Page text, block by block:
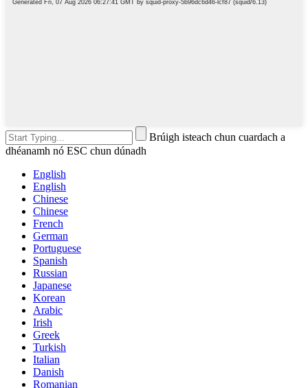
Brúigh isteach chun cuardach a
dhéanamh nó ESC chun dúnadh
English
English
Chinese
Chinese
French
German
Portuguese
Spanish
Russian
Japanese
Korean
Arabic
Irish
Greek
Turkish
Italian
Danish
Romanian